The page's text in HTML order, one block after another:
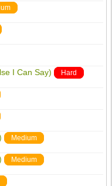
I Can Say) Hard
Medium
Medium